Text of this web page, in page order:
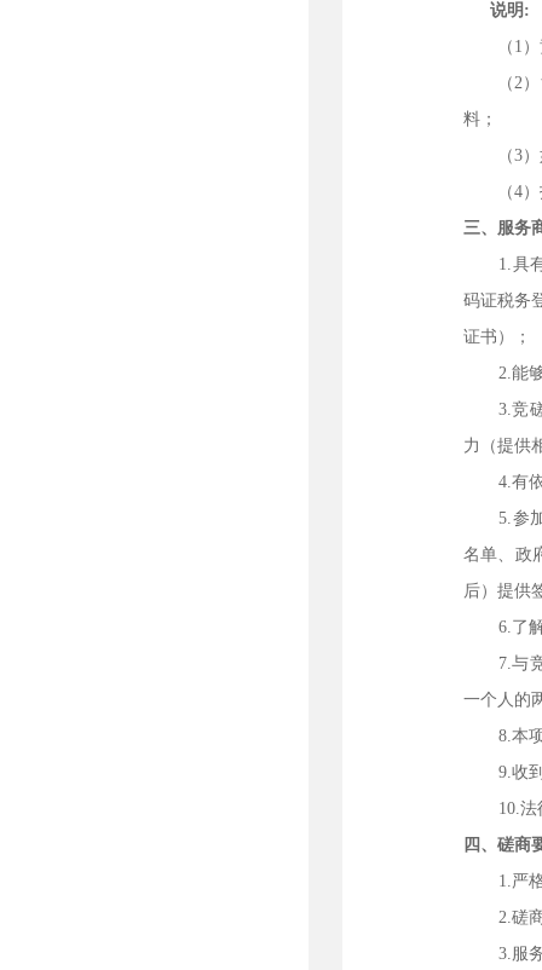
说明 :
（ 1
（2
料；
（3
（4
三、服务
1.具
码证税务
证书）；
2.能
3.竞
力（提供
4.有
5.参
名单、政
后）提供
6.了
7.与
一个人的
8.本
9.收
10.
四、磋商
1.严
2.磋
3.服